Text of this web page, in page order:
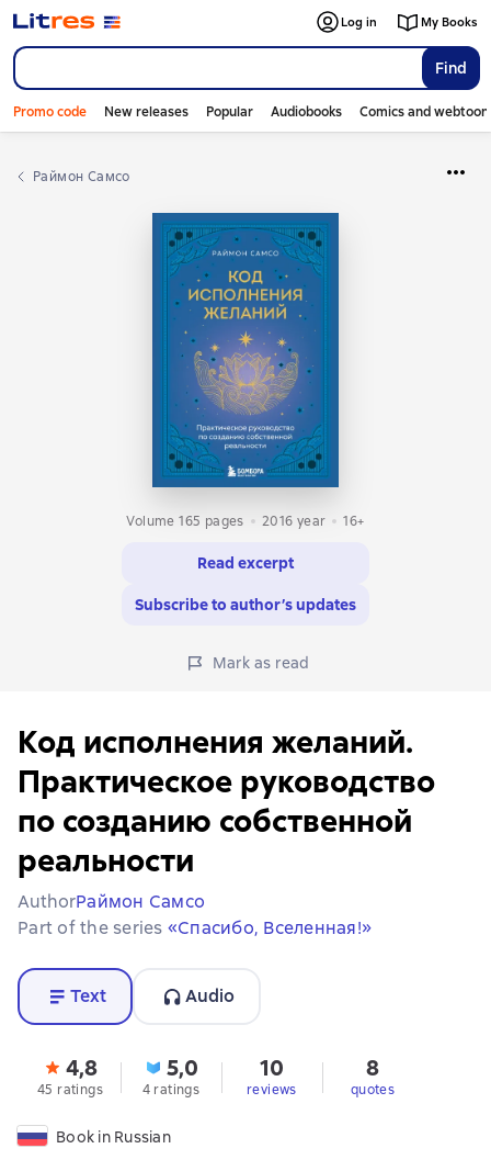
Find
Log in My Books
Promo code New releases Popular Audiobooks Comics and
Раймон Самсо
Volume 165 pages 2016 year 16+
Read excerpt
Subscribe to author’s updates
Mark as read
Код исполнения желаний.
Практическое руководство
по созданию собственной
реальности
AuthorРаймон Самсо
Part of the series «Спасибо, Вселенная!»
Text Audio
4,8
45 ratings
5,0
4 ratings
10
reviews
8
quotes
Book in Russian